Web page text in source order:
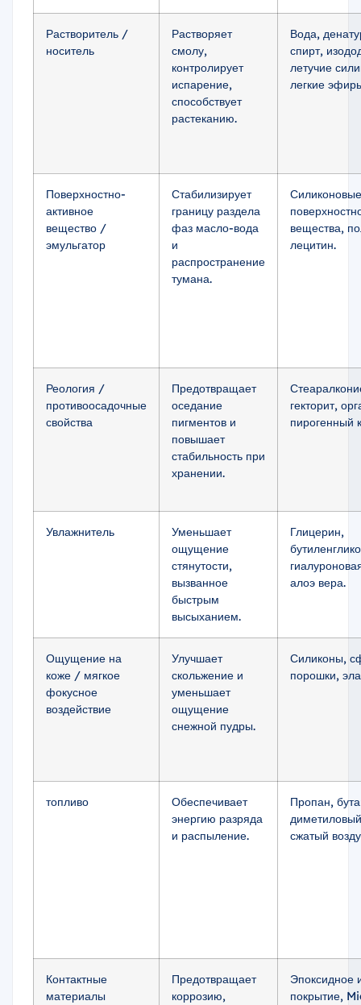
Растворитель /
носитель
Растворяет
смолу,
контролирует
испарение,
способствует
растеканию.
Вода,
спирт,
летучие
легкие
Поверхностно-
активное
вещество /
эмульгатор
Стабилизирует
границу раздела
фаз масло-вода
и
распространение
тумана.
Силиконовые
вещества,
лецитин.
Реология /
противоосадочные
свойства
Предотвращает
оседание
пигментов и
повышает
стабильность при
хранении.
гекторит,
пирогенный
Увлажнитель
Уменьшает
ощущение
стянутости,
вызванное
быстрым
высыханием.
Глицерин,
алоэ вера.
Ощущение на
коже / мягкое
фокусное
воздействие
Улучшает
скольжение и
уменьшает
ощущение
снежной пудры.
Силиконы,
порошки,
топливо
Обеспечивает
энергию разряда
и распыление.
Пропан,
сжатый
Контактные
материалы
Предотвращает
коррозию,
Эпоксидное
покрытие,